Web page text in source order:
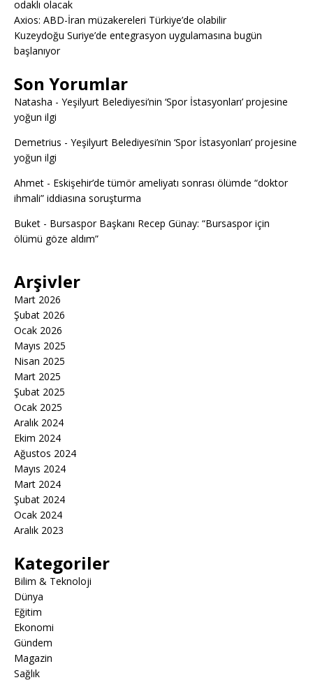
odaklı olacak
Axios: ABD-İran müzakereleri Türkiye’de olabilir
Kuzeydoğu Suriye’de entegrasyon uygulamasına bugün
başlanıyor
Son Yorumlar
Natasha - Yeşilyurt Belediyesi’nin ‘Spor İstasyonları’ projesine
yoğun ilgi
Demetrius - Yeşilyurt Belediyesi’nin ‘Spor İstasyonları’ projesine
yoğun ilgi
Ahmet - Eskişehir’de tümör ameliyatı sonrası ölümde “doktor
ihmali” iddiasına soruşturma
Buket - Bursaspor Başkanı Recep Günay: “Bursaspor için
ölümü göze aldım”
Arşivler
Mart 2026
Şubat 2026
Ocak 2026
Mayıs 2025
Nisan 2025
Mart 2025
Şubat 2025
Ocak 2025
Aralık 2024
Ekim 2024
Ağustos 2024
Mayıs 2024
Mart 2024
Şubat 2024
Ocak 2024
Aralık 2023
Kategoriler
Bilim & Teknoloji
Dünya
Eğitim
Ekonomi
Gündem
Magazin
Sağlık